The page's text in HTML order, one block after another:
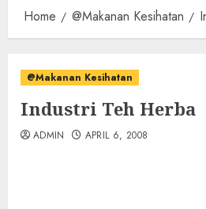
Home @Makanan Kesihatan
@Makanan Kesihatan
Industri Teh Herba
ADMIN APRIL 6, 2008